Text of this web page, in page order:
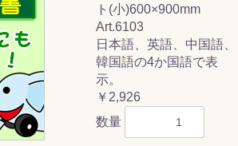
ト(小)600×900mm
Art.6103
日本語、英語、中国語、
韓国語の4か国語で表
示。
￥2,926
数量